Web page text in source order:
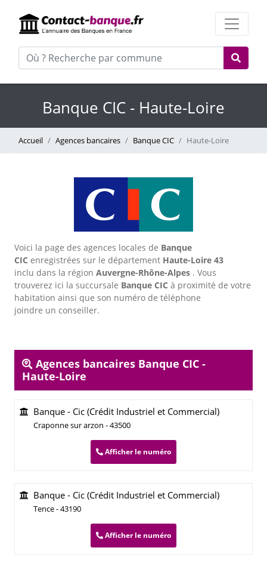
Banque CIC - Haute-Loire
Accueil Agences bancaires Banque CIC Haute-Loire
Voici la page des agences locales de Banque
CIC enregistrées sur le département Haute-Loire 43
inclu dans la région Auvergne-Rhône-Alpes . Vous
trouverez ici la succursale Banque CIC à proximité de votre
habitation ainsi que son numéro de téléphone
joindre un conseiller.
Agences bancaires Banque CIC -
Haute-Loire
Banque - Cic (Crédit Industriel et Commercial)
Craponne sur arzon - 43500
Afficher le numéro
Banque - Cic (Crédit Industriel et Commercial)
Tence - 43190
Afficher le numéro